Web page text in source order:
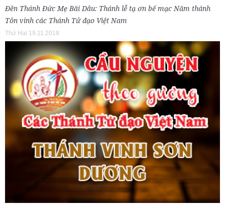
Đền Thánh Đức Mẹ Bãi Dâu: Thánh lễ tạ ơn bế mạc Năm thánh
Tôn vinh các Thánh Tử đạo Việt Nam
Thứ Hai 19.11.2018